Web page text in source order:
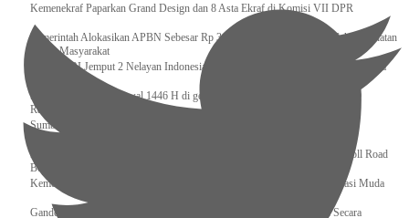
Kemenekraf Paparkan Grand Design dan 8 Asta Ekraf di Komisi VII DPR
Pemerintah Alokasikan APBN Sebesar Rp 3,4 Triliun untuk Program Cek Kesehatan
Gratis Masyarakat
Bakamla RI Jemput 2 Nelayan Indonesia di Perbatasan Terluar Indonesia Malaysia
Sidang Isbat Awal Syawal 1446 H di gelar oleh Kementerian Agama pada 29
Ramadan
Sumber Daya Adalah Tantangan Penanganan Darurat Bencana di Daerah
Dukung Kelancaran Lalu Lintas Libur Idul Fitri 1446h / 2025m, Waskita Toll Road
Berlakukan Diskon Tarif Sebesar 20%
Kemenekraf – Kemeninves Perkuat Sinergi Demi Lapangan Kerja Generasi Muda
Gandeng KPK , Gus Ipul Memastikan Penyaluran Bansos Dilakukan Secara